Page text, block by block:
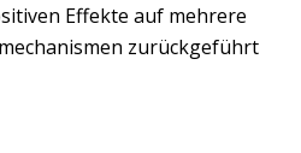
Effekte auf mehrere
zurückgeführt